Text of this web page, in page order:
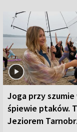
Joga przy
śpiewie ptaków.
Jeziorem